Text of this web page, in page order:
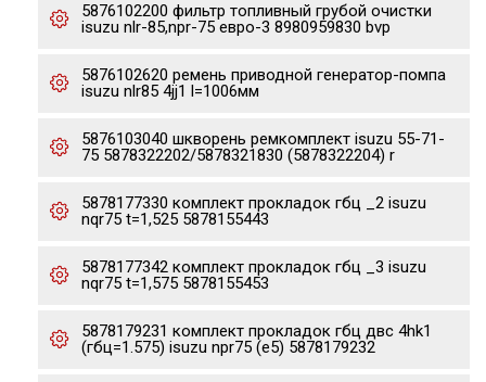
5876102200 фильтр топливный грубой очистки
isuzu nlr-85,npr-75 евро-3 8980959830 bvp
5876102620 ремень приводной генератор-помпа
isuzu nlr85 4jj1 l=1006мм
5876103040 шкворень ремкомплект isuzu 55-71-
75 5878322202/5878321830 (5878322204) r
5878177330 комплект прокладок гбц _2 isuzu
nqr75 t=1,525 5878155443
5878177342 комплект прокладок гбц _3 isuzu
nqr75 t=1,575 5878155453
5878179231 комплект прокладок гбц двс 4hk1
(гбц=1.575) isuzu npr75 (e5) 5878179232